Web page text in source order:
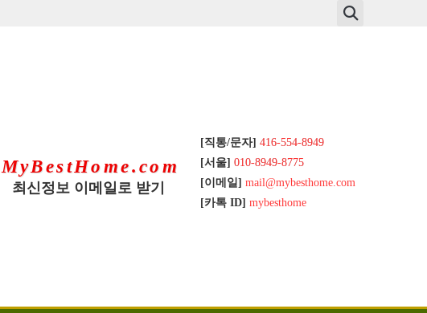
MyBestHome.com
최신정보 이메일로 받기
[직통/문자] 416-554-8949
[서울] 010-8949-8775
[이메일] mail@mybesthome.com
[카톡 ID] mybesthome